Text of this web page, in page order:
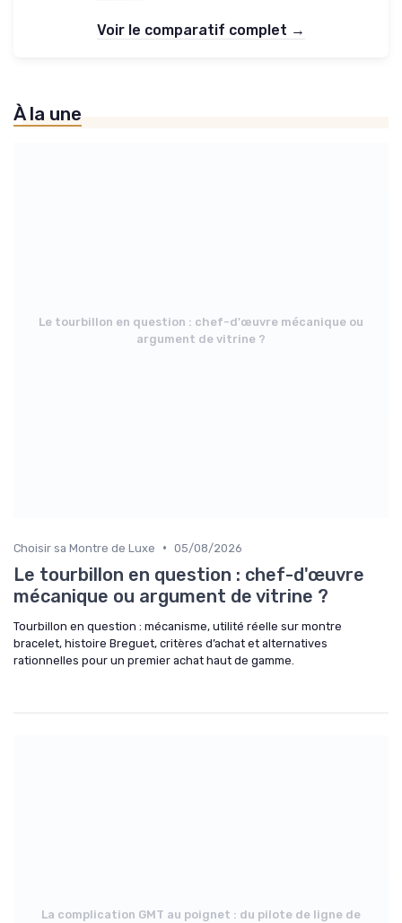
Voir le comparatif complet →
À la une
Le tourbillon en question : chef-d'œuvre mécanique ou
argument de vitrine ?
Choisir sa Montre de Luxe • 05/08/2026
Le tourbillon en question : chef-d'œuvre
mécanique ou argument de vitrine ?
Tourbillon en question : mécanisme, utilité réelle sur montre
bracelet, histoire Breguet, critères d’achat et alternatives
rationnelles pour un premier achat haut de gamme.
La complication GMT au poignet : du pilote de ligne de